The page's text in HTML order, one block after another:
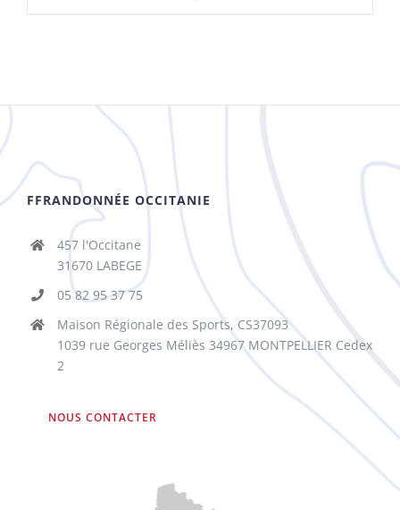
FFRANDONNÉE OCCITANIE
457 l'Occitane
31670 LABEGE
05 82 95 37 75
Maison Régionale des Sports, CS37093
1039 rue Georges Méliès 34967 MONTPELLIER Cedex
2
NOUS CONTACTER